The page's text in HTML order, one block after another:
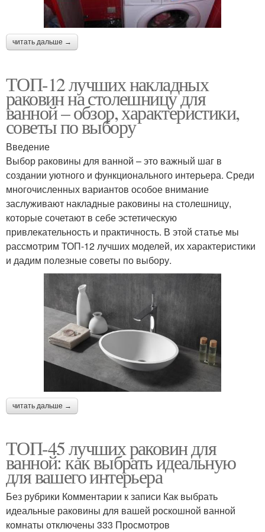
читать дальше →
ТОП-12 лучших накладных
раковин на столешницу для
ванной – обзор, характеристики,
советы по выбору
Введение
Выбор раковины для ванной – это важный шаг в
создании уютного и функционального интерьера. Среди
многочисленных вариантов особое внимание
заслуживают накладные раковины на столешницу,
которые сочетают в себе эстетическую
привлекательность и практичность. В этой статье мы
рассмотрим ТОП-12 лучших моделей, их характеристики
и дадим полезные советы по выбору.
читать дальше →
ТОП-45 лучших раковин для
ванной: как выбрать идеальную
для вашего интерьера
Без рубрики Комментарии к записи Как выбрать
идеальные раковины для вашей роскошной ванной
комнаты отключены 333 Просмотров